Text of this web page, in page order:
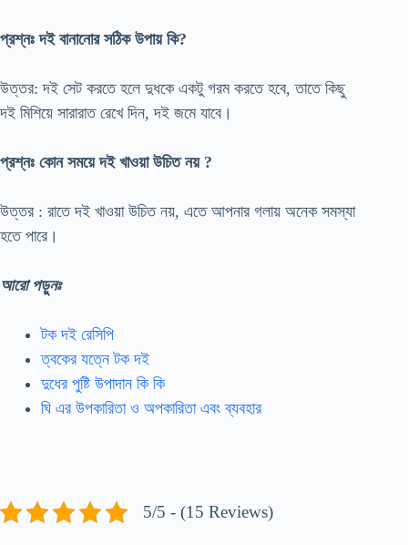
প্রশ্নঃ দই বানানোর সঠিক উপায় কি?
উত্তর: দই সেট করতে হলে দুধকে একটু গরম করতে হবে, তাতে কিছু
দই মিশিয়ে সারারাত রেখে দিন, দই জমে যাবে।
প্রশ্নঃ কোন সময়ে দই খাওয়া উচিত নয় ?
উত্তর : রাতে দই খাওয়া উচিত নয়, এতে আপনার গলায় অনেক সমস্যা
হতে পারে।
আরো পড়ুনঃ
টক দই রেসিপি
ত্বকের যত্নে টক দই
দুধের পুষ্টি উপাদান কি কি
ঘি এর উপকারিতা ও অপকারিতা এবং ব্যবহার
5/5 - (15 Reviews)